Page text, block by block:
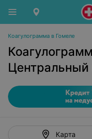
Коагулограмма в Гомеле
Центральный
Карта